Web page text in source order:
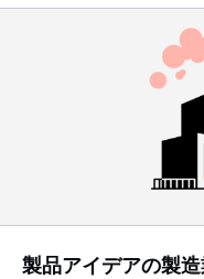
製品アイデアの製